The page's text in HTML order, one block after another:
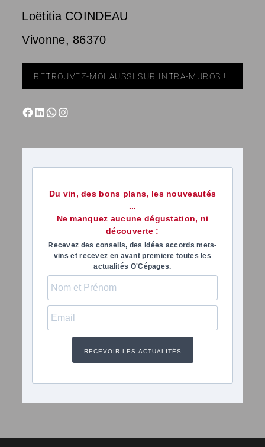
Loëtitia COINDEAU
Vivonne, 86370
RETROUVEZ-MOI AUSSI SUR INTRA-MUROS !
Du vin, des bons plans, les nouveautés
...
Ne manquez aucune dégustation, ni
découverte :
Recevez des conseils, des idées accords mets-
vins et recevez en avant premiere toutes les
actualités O'Cépages.
RECEVOIR LES ACTUALITÉS